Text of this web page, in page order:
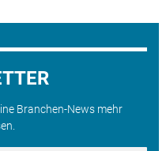
Branchen-News mehr